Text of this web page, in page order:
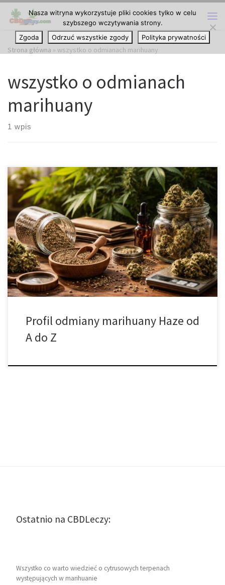
Przejdź do treści
Strona główna » wszystko o odmianach marihuany
wszystko o odmianach
marihuany
1 wpis
Odmiany Haze – co je wyróżnia? Kompletny opis profilu, aromatu,
smaku i charakteru działania Haze to jedno z tych określeń w
świecie konopi, które natychmiast uruchamia konkretne
skojarzenia: rześki, wytrawny zapach, cytrusowo-ziołową „iskrę” i
wrażenia częściej prowadzące w stronę energii niż ciężkiej
senności. Dla wielu osób Haze oznacza sativowy temperament,
[…]
Profil odmiany marihuany Haze od
A do Z
Ostatnio na CBDLeczy:
Wszystko co warto wiedzieć o cytrusowych terpenach
występujących w marihuanie
Nasza witryna wykorzystuje pliki cookies tylko w celu
szybszego wczytywania strony.
Zgoda
Odrzuć wszystkie zgody Polityka prywatności